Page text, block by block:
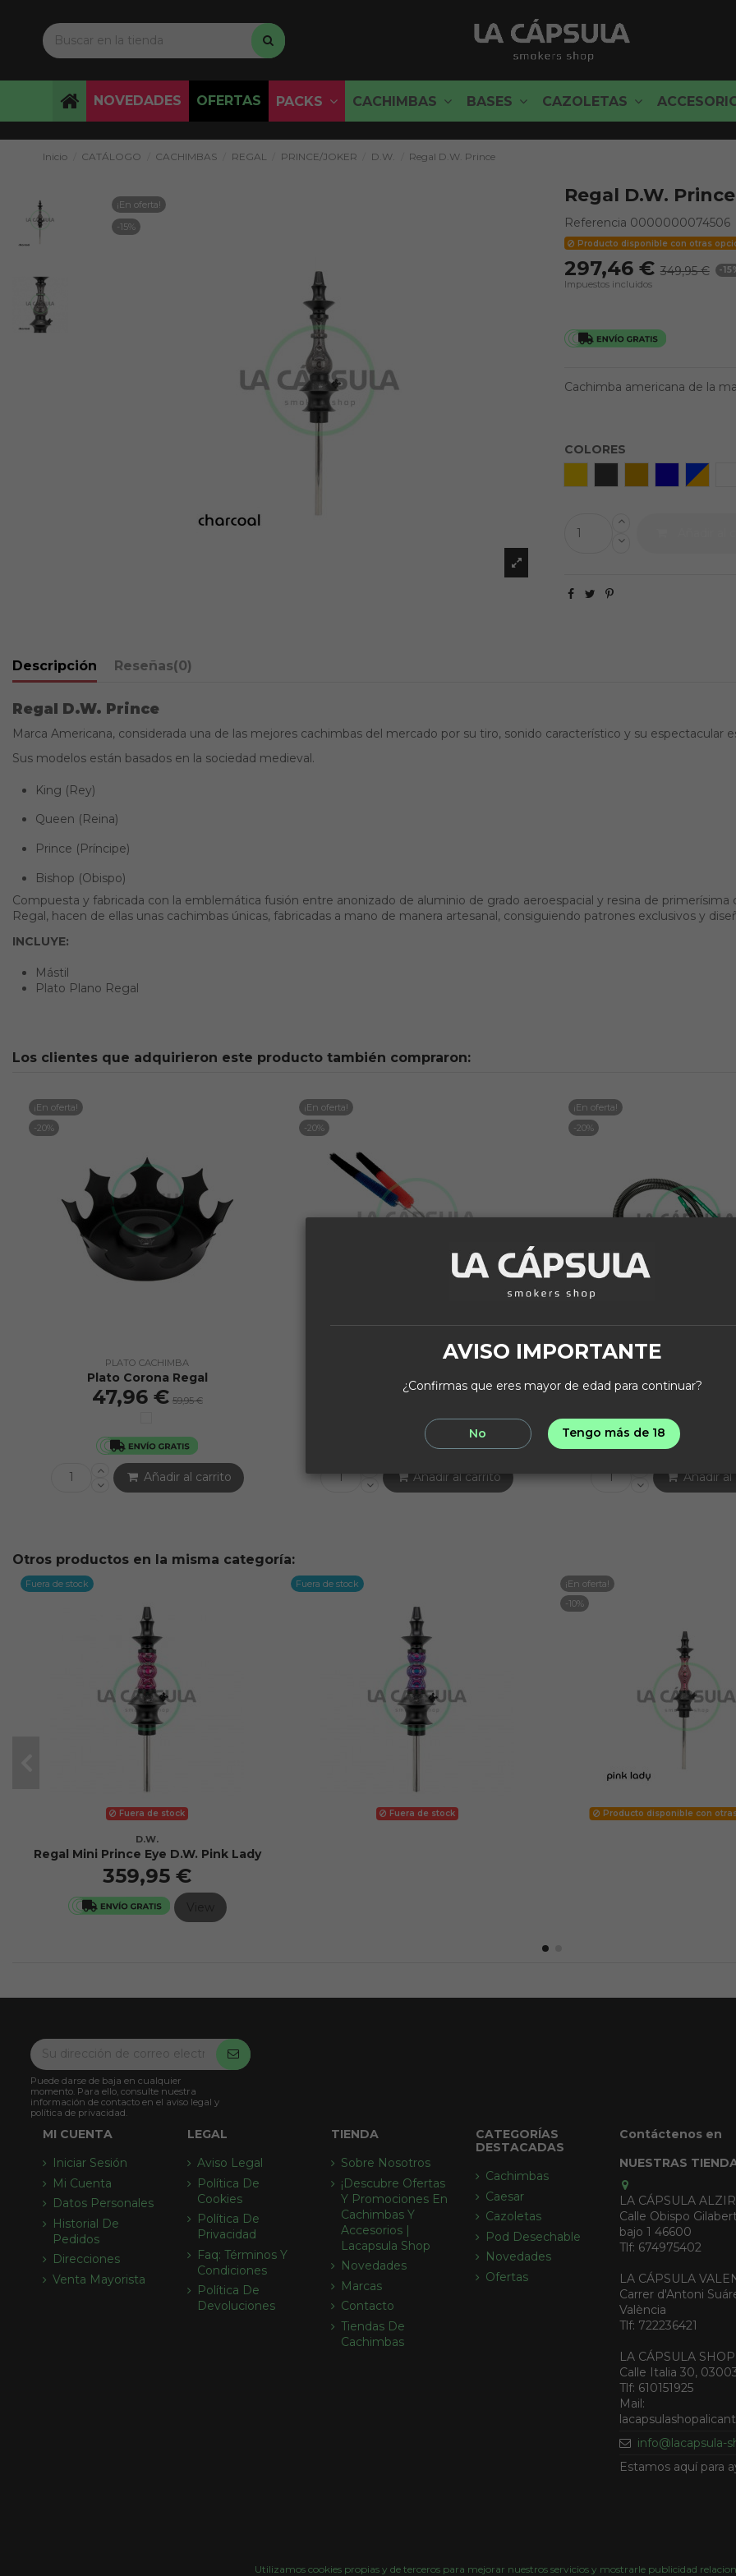
NOVEDADES OFERTAS PACKS CACHIMBAS BASES CAZOLETAS
Inicio CATÁLOGO CACHIMBAS REGAL PRINCE/JOKER D.W. Regal D.W. Prince
¡En oferta!
-15%
Regal D.W. Prince
Referencia 0000000074506
Producto disponible con otras
297,46 € 349,95 € -
Impuestos incluidos
Cachimba americana de la
COLORES
Armenian flag
Greek Eye
Descripción Reseñas(0)
Regal D.W. Prince
Marca Americana, considerada una de las mejores cachimbas del mercado por su tiro, sonido característico y su espectacular
Sus modelos están basados en la sociedad medieval.
King (Rey)
Queen (Reina)
Prince (Príncipe)
Bishop (Obispo)
Compuesta y fabricada con la emblemática fusión entre anonizado de aluminio de grado aeroespacial y resina de primerísima
Regal, hacen de ellas unas cachimbas únicas, fabricadas a mano de manera artesanal, consiguiendo patrones exclusivos y
INCLUYE:
Mástil
Plato Plano Regal
Los clientes que adquirieron este producto también compraron:
¡En oferta!
-20%
PLATO CACHIMBA
Plato Corona Regal
47,96 € 59,95 €
Añadir al carrito
¡En oferta!
-20%
Cepillo Limpieza Mastil 70cm
3,16 €
Añadir al carrito
¡En oferta!
-20%
Manguera Thunder
31,96 €
Añadir al
Otros productos en la misma categoría:
Fuera de stock
Fuera de stock
D.W.
Regal Mini Prince Eye D.W. Pink Lady
359,95 €
Fuera de stock
Fuera de stock
¡En oferta!
-10%
Producto disponible con
Puede darse de baja en cualquier
momento. Para ello, consulte nuestra
información de contacto en el aviso legal y
política de privacidad.
MI CUENTA
Iniciar Sesión
Mi Cuenta
Datos Personales
Historial De
Pedidos
Direcciones
Venta Mayorista
LEGAL
Aviso Legal
Política De
Cookies
Política De
Privacidad
Faq: Términos Y
Condiciones
Política De
Devoluciones
TIENDA
Sobre Nosotros
¡descubre Ofertas
Y Promociones En
Cachimbas Y
Accesorios |
Lacapsula Shop
Novedades
Marcas
Contacto
Tiendas De
Cachimbas
CATEGORÍAS
DESTACADAS
Cachimbas
Caesar
Cazoletas
Pod Desechable
Novedades
Ofertas
Contáctenos en
NUESTRAS
LA CÁPSULA
Calle Obispo
bajo 1 46600
Tlf: 674975402
LA CÁPSULA
Carrer d'Antoni
València
Tlf: 722236421
LA CÁPSULA
Calle Italia 30,
Tlf: 610151925
Mail:
info@lacapsula-
Estamos aquí para
AVISO IMPORTANTE
¿Confirmas que eres mayor de edad para continuar?
No Tengo más de 18
Utilizamos cookies propias y de terceros para mejorar nuestros servicios y mostrarle publicidad